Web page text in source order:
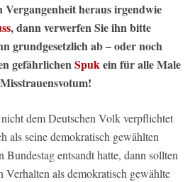
Vergangenheit heraus irgendwie
, dann verwerfen Sie ihn bitte
grundgesetzlich ab – oder noch
gefährlichenSpukein für alle Male
dem Deutschen Volk verpflichtet
als seine demokratisch gewählten
Bundestag entsandt hatte, dann sollten
Verhalten als demokratisch gewählte